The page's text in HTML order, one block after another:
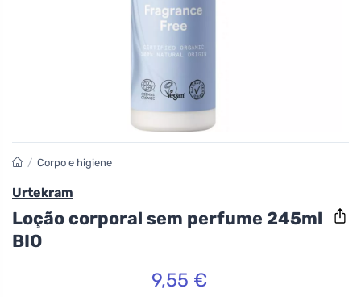
/ Corpo e higiene
Urtekram
Loção corporal sem perfume 245ml
BIO
9,55 €